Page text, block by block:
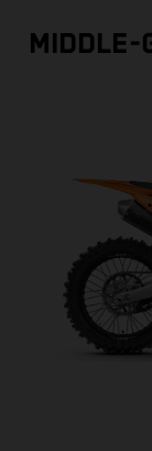
MIDDLE-